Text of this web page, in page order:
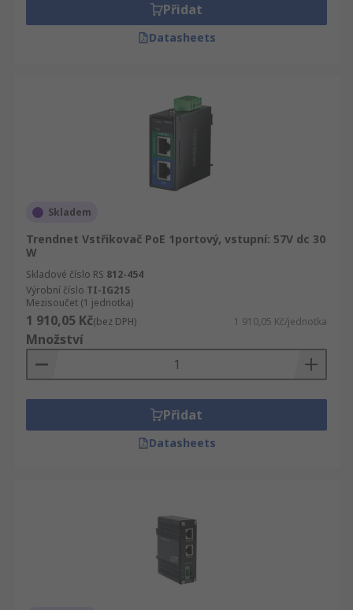
Přidat
Datasheets
Skladem
Trendnet Vstřikovač PoE 1portový, vstupní: 57V dc 30
W
Skladové číslo RS 812-454
Výrobní číslo TI-IG215
Mezisoučet (1 jednotka)
1 910,05 Kč(bez DPH) 1 910,05 Kč/jednotka
Množství
Přidat
Datasheets